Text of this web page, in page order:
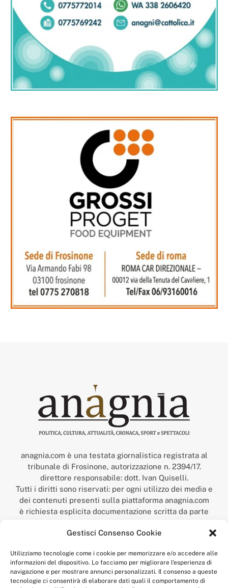
Gestisci Consenso Cookie
Utilizziamo tecnologie come i cookie per memorizzare e/o accedere alle
informazioni del dispositivo. Lo facciamo per migliorare l'esperienza di
navigazione e per mostrare annunci personalizzati. Il consenso a queste
tecnologie ci consentirà di elaborare dati quali il comportamento di
anagnia.com è una testata giornalistica registrata al
tribunale di Frosinone, autorizzazione n. 2394/17.
direttore responsabile: dott. Ivan Quiselli.
Tutti i diritti sono riservati: per ogni utilizzo dei media e
dei contenuti presenti sulla piattaforma anagnia.com
è richiesta esplicita documentazione scritta da parte
della redazione.
“Anagnia” è un marchio registrato presso l’Ufficio Italiano
Economico,
num. registrazione: 302017000014044 del 9 febbraio 2017.
Per contatti:redazione@anagnia.com